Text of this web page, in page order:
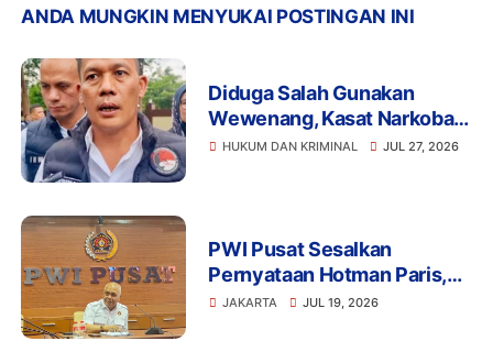
ANDA MUNGKIN MENYUKAI POSTINGAN INI
Diduga Salah Gunakan
Wewenang, Kasat Narkoba
Polres Tangsel dan 6
HUKUM DAN KRIMINAL JUL 27, 2026
PWI Pusat Sesalkan
Pernyataan Hotman Paris,
Minta Hormati Martabat
JAKARTA JUL 19, 2026